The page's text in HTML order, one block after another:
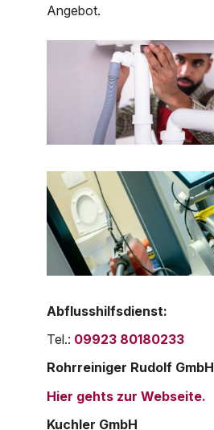
Angebot.
Abflusshilfsdienst:
Tel.: 09923 80180233
Rohrreiniger Rudolf GmbH
Hier gehts zur Webseite.
Kuchler GmbH